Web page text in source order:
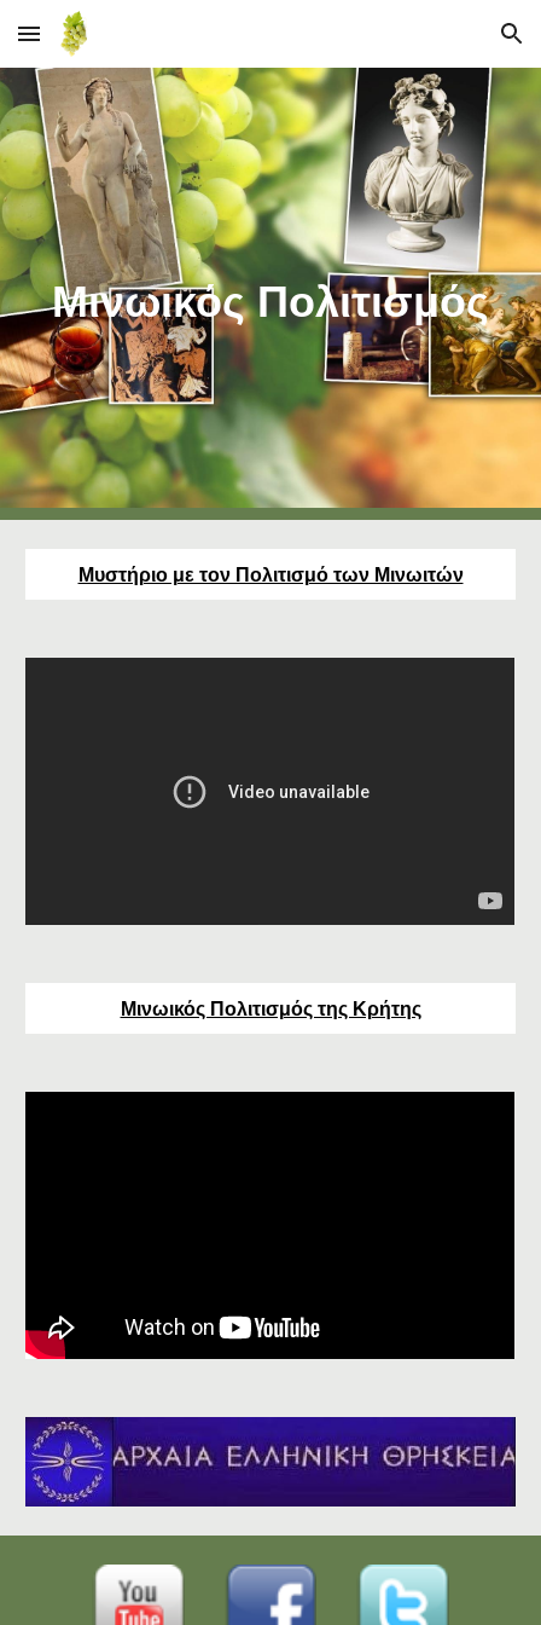
Skip to main content Skip to navigation
Μινωικός Πολιτισμός
Μυστήριο με τον Πολιτισμό των Μινωιτών
Μινωικός Πολιτισμός της Κρήτης